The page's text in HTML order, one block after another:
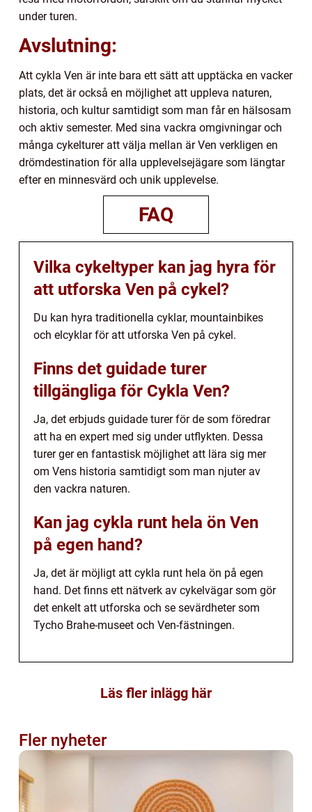
under turen.
Avslutning:
Att cykla Ven är inte bara ett sätt att upptäcka en vacker
plats, det är också en möjlighet att uppleva naturen,
historia, och kultur samtidigt som man får en hälsosam
och aktiv semester. Med sina vackra omgivningar och
många cykelturer att välja mellan är Ven verkligen en
drömdestination för alla upplevelsejägare som längtar
efter en minnesvärd och unik upplevelse.
FAQ
Vilka cykeltyper kan jag hyra för
att utforska Ven på cykel?
Du kan hyra traditionella cyklar, mountainbikes
och elcyklar för att utforska Ven på cykel.
Finns det guidade turer
tillgängliga för Cykla Ven?
Ja, det erbjuds guidade turer för de som föredrar
att ha en expert med sig under utflykten. Dessa
turer ger en fantastisk möjlighet att lära sig mer
om Vens historia samtidigt som man njuter av
den vackra naturen.
Kan jag cykla runt hela ön Ven
på egen hand?
Ja, det är möjligt att cykla runt hela ön på egen
hand. Det finns ett nätverk av cykelvägar som gör
det enkelt att utforska och se sevärdheter som
Tycho Brahe-museet och Ven-fästningen.
Läs fler inlägg här
Fler nyheter